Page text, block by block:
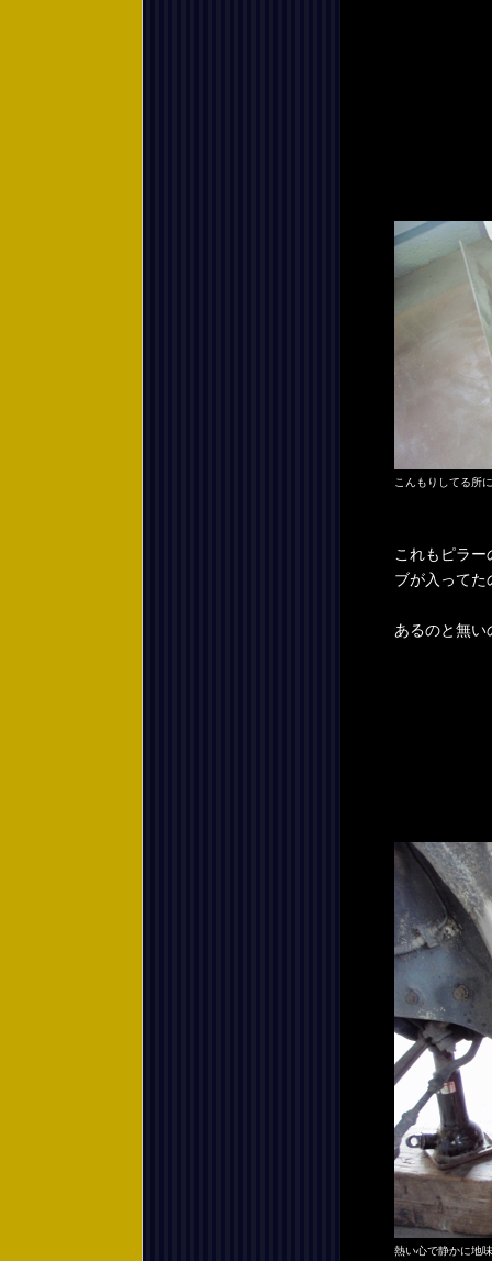
こんもりしてる所
これもピラー
ブが入ってた
あるのと無い
熱い心で静かに地